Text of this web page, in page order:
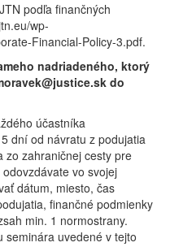
podľa finančných
wp-
Financial-Policy-3.pdf.
nadriadeného, ktorý
do
účastníka
dní od návratu z podujatia
zo zahraničnej cesty pre
vo svojej
dátum, miesto, čas
finančné podmienky
min. 1 normostrany.
seminára uvedené v tejto